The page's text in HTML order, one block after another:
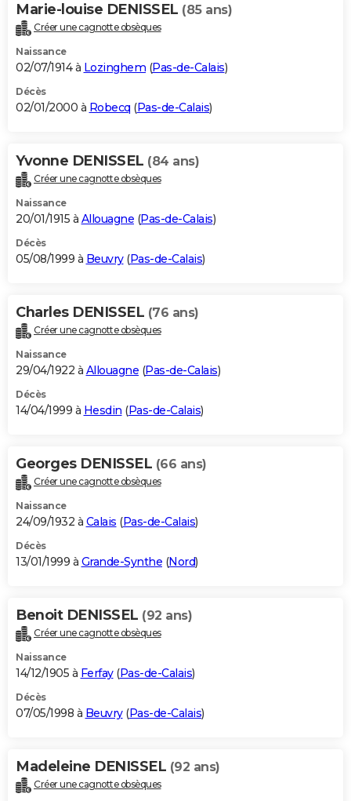
Marie-louise DENISSEL (85 ans)
Créer une cagnotte obsèques
Naissance
02/07/1914 à Lozinghem (Pas-de-Calais)
Décès
02/01/2000 à Robecq (Pas-de-Calais)
Yvonne DENISSEL (84 ans)
Créer une cagnotte obsèques
Naissance
20/01/1915 à Allouagne (Pas-de-Calais)
Décès
05/08/1999 à Beuvry(Pas-de-Calais)
Charles DENISSEL (76 ans)
Créer une cagnotte obsèques
Naissance
29/04/1922 à Allouagne (Pas-de-Calais)
Décès
14/04/1999 à Hesdin (Pas-de-Calais)
Georges DENISSEL (66 ans)
Créer une cagnotte obsèques
Naissance
24/09/1932 à Calais (Pas-de-Calais)
Décès
13/01/1999 à Grande-Synthe (Nord)
Benoit DENISSEL (92 ans)
Créer une cagnotte obsèques
Naissance
14/12/1905 à Ferfay(Pas-de-Calais)
Décès
07/05/1998 à Beuvry(Pas-de-Calais)
Madeleine DENISSEL (92 ans)
Créer une cagnotte obsèques